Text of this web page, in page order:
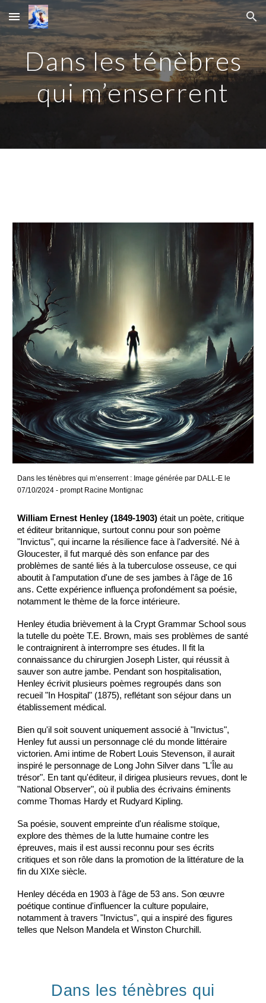
Skip to main content Skip to navigation
Dans les ténèbres
qui m’enserrent
Dans les ténèbres qui m’enserrent : Image générée par DALL-E le
07/10/2024 - prompt Racine Montignac
William Ernest Henley (1849-1903)était un poète, critique
et éditeur britannique, surtout connu pour son poème
"Invictus", qui incarne la résilience face à l'adversité. Né à
Gloucester, il fut marqué dès son enfance par des
problèmes de santé liés à la tuberculose osseuse, ce qui
aboutit à l'amputation d'une de ses jambes à l'âge de 16
ans. Cette expérience influença profondément sa poésie,
notamment le thème de la force intérieure.
Henley étudia brièvement à la Crypt Grammar School sous
la tutelle du poète T.E. Brown, mais ses problèmes de santé
le contraignirent à interrompre ses études. Il fit la
connaissance du chirurgien Joseph Lister, qui réussit à
sauver son autre jambe. Pendant son hospitalisation,
Henley écrivit plusieurs poèmes regroupés dans son
recueil "In Hospital" (1875), reflétant son séjour dans un
établissement médical.
Bien qu'il soit souvent uniquement associé à "Invictus",
Henley fut aussi un personnage clé du monde littéraire
victorien. Ami intime de Robert Louis Stevenson, il aurait
inspiré le personnage de Long John Silver dans "L'Île au
trésor". En tant qu'éditeur, il dirigea plusieurs revues, dont le
"National Observer", où il publia des écrivains éminents
comme Thomas Hardy et Rudyard Kipling.
Sa poésie, souvent empreinte d'un réalisme stoïque,
explore des thèmes de la lutte humaine contre les
épreuves, mais il est aussi reconnu pour ses écrits
critiques et son rôle dans la promotion de la littérature de la
fin du XIXe siècle.
Henley décéda en 1903 à l'âge de 53 ans. Son œuvre
poétique continue d'influencer la culture populaire,
notamment à travers "Invictus", qui a inspiré des figures
telles que Nelson Mandela et Winston Churchill.
Dans les ténèbres qui